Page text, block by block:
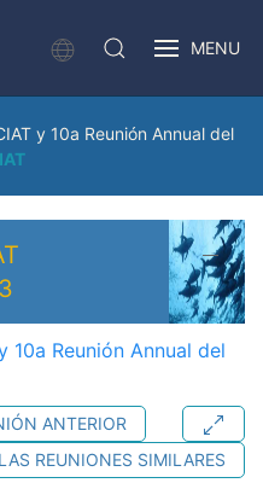
MENU
y 10a Reunión Annual del
10a Reunión Annual del
ANTERIOR
REUNIONES SIMILARES